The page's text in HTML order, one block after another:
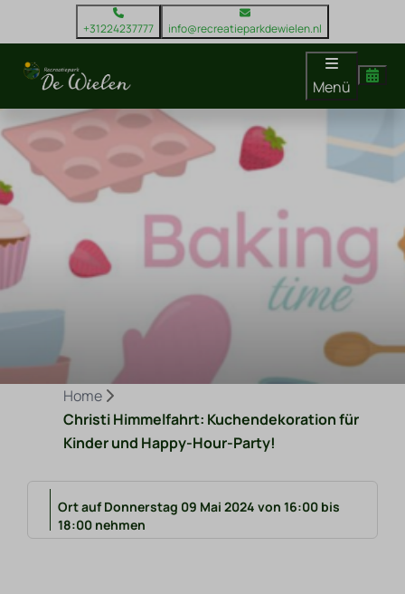
+31224237777 info@recreatieparkdewielen.nl
Menü
Home
Christi Himmelfahrt: Kuchendekoration für
Kinder und Happy-Hour-Party!
Ort auf Donnerstag 09 Mai 2024 von 16:00 bis
18:00 nehmen